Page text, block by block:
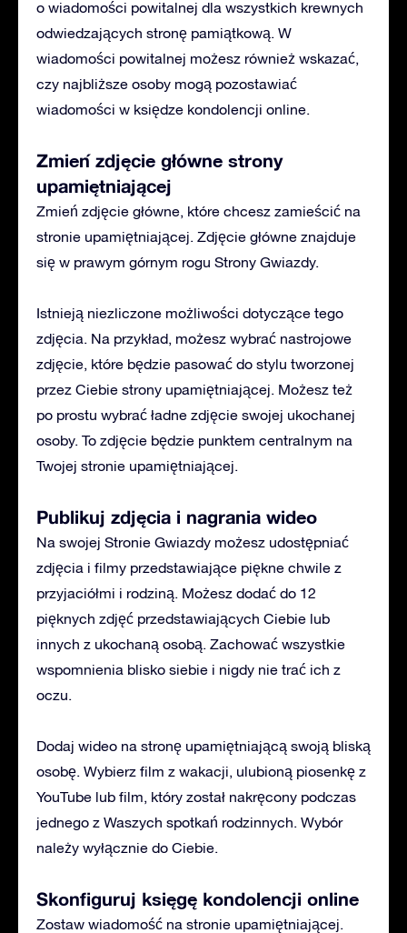
o wiadomości powitalnej dla wszystkich krewnych
odwiedzających stronę pamiątkową. W
wiadomości powitalnej możesz również wskazać,
czy najbliższe osoby mogą pozostawiać
wiadomości w księdze kondolencji online.
Zmień zdjęcie główne strony
upamiętniającej
Zmień zdjęcie główne, które chcesz zamieścić na
stronie upamiętniającej. Zdjęcie główne znajduje
się w prawym górnym rogu Strony Gwiazdy.
Istnieją niezliczone możliwości dotyczące tego
zdjęcia. Na przykład, możesz wybrać nastrojowe
zdjęcie, które będzie pasować do stylu tworzonej
przez Ciebie strony upamiętniającej. Możesz też
po prostu wybrać ładne zdjęcie swojej ukochanej
osoby. To zdjęcie będzie punktem centralnym na
Twojej stronie upamiętniającej.
Publikuj zdjęcia i nagrania wideo
Na swojej Stronie Gwiazdy możesz udostępniać
zdjęcia i filmy przedstawiające piękne chwile z
przyjaciółmi i rodziną. Możesz dodać do 12
pięknych zdjęć przedstawiających Ciebie lub
innych z ukochaną osobą. Zachować wszystkie
wspomnienia blisko siebie i nigdy nie trać ich z
oczu.
Dodaj wideo na stronę upamiętniającą swoją bliską
osobę. Wybierz film z wakacji, ulubioną piosenkę z
YouTube lub film, który został nakręcony podczas
jednego z Waszych spotkań rodzinnych. Wybór
należy wyłącznie do Ciebie.
Skonfiguruj księgę kondolencji online
Zostaw wiadomość na stronie upamiętniającej.